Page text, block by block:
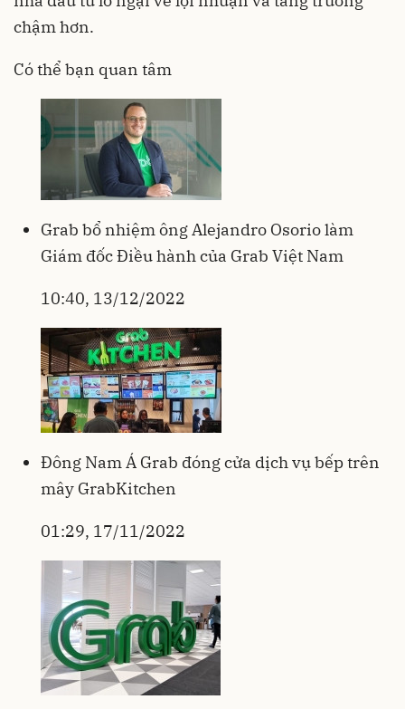
chậm hơn.
Có thể bạn quan tâm
Grab bổ nhiệm ông Alejandro Osorio làm
Giám đốc Điều hành của Grab Việt Nam
10:40, 13/12/2022
Đông Nam Á Grab đóng cửa dịch vụ bếp trên
mây GrabKitchen
01:29, 17/11/2022